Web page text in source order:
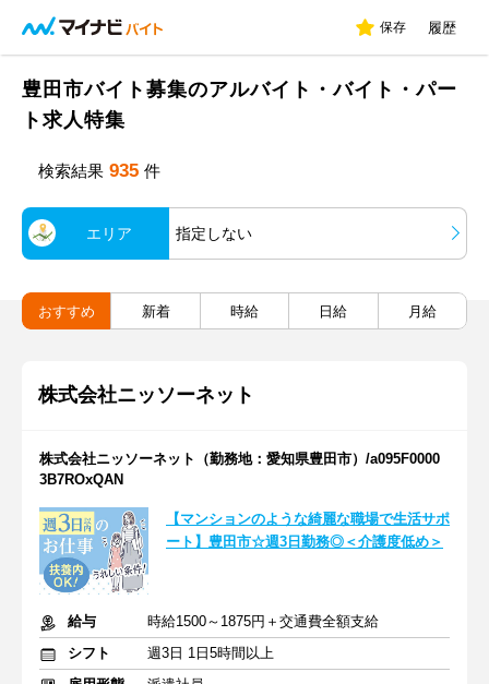
保存 履歴
豊田市バイト募集のアルバイト・バイト・パー
ト求人特集
検索結果 935 件
エリア 指定しない
おすすめ 新着 時給 日給 月給
株式会社ニッソーネット
株式会社ニッソーネット（勤務地：愛知県豊田市）/a095F0000
3B7ROxQAN
【マンションのような綺麗な職場で生活サポ
ート】豊田市☆週3日勤務◎＜介護度低め＞
給与
時給1500～1875円＋交通費全額支給
シフト
週3日 1日5時間以上